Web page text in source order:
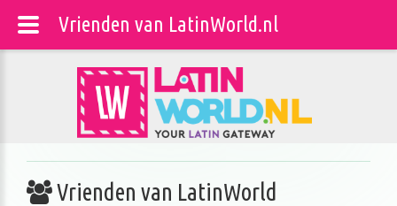
Vrienden van LatinWorld
Vrienden van LatinWorld.nl